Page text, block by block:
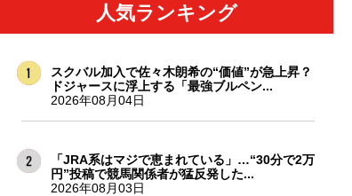
人気ランキング
スクバル加入で佐々木朗希の“価値”が急上昇？
ドジャースに浮上する「最強ブルペン...
2026年08月04日
「JRA系はマジで恵まれている」…“30分で2万
円”投稿で競馬関係者が猛反発した...
2026年08月03日